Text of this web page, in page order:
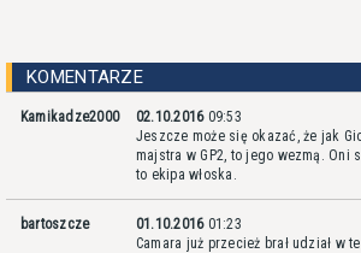
KOMENTARZE
Kamikadze2000 02.10.2016 09:53
Jeszcze może się okazać, że jak
majstra w GP2, to jego wezmą. Oni
to ekipa włoska.
bartoszcze 01.10.2016 01:23
Camara już przecież brał udział w